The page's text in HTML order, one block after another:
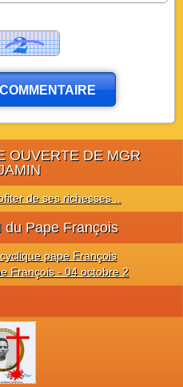
OUVERTE DE MGR
de ses richesses ..
du Pape François
pape François
François - 04 octobre 2